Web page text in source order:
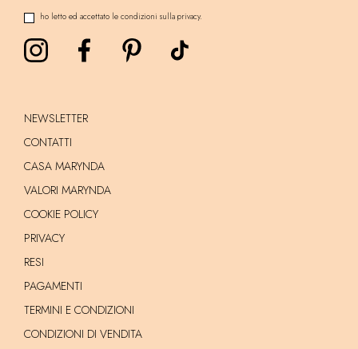
ho letto ed accettato le condizioni sulla privacy.
NEWSLETTER
CONTATTI
CASA MARYNDA
VALORI MARYNDA
COOKIE POLICY
PRIVACY
RESI
PAGAMENTI
TERMINI E CONDIZIONI
CONDIZIONI DI VENDITA